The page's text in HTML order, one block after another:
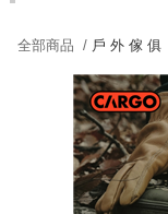
全部商品 / 戶 外 傢 俱